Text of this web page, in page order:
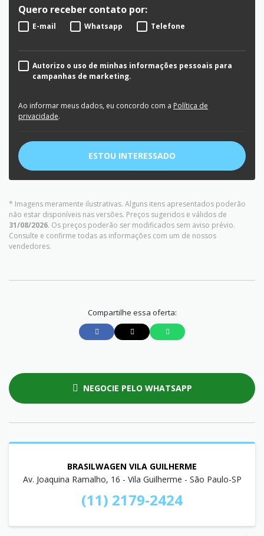
Quero receber contato por:
E-mail Whatsapp Telefone
Autorizo o uso de minhas informações pessoais para
campanhas de marketing.
Ao informar meus dados, eu concordo com a Política de
privacidade.
ESTOU INTERESSADO
* Imagens meramente ilustrativas. Alguns itens apresentados poderão
não estar disponíveis nas versões. Preços sugeridos e válidos de
31/08/2026. Os preços poderão ser modificados sem aviso prévio.
Consulte e confirme todas as informações com um de nossos
vendedores.
Compartilhe essa oferta:
NEGOCIE PELO WHATSAPP
BRASILWAGEN VILA GUILHERME
Av. Joaquina Ramalho, 16 - Vila Guilherme - São Paulo-SP
(11) 2179-2424